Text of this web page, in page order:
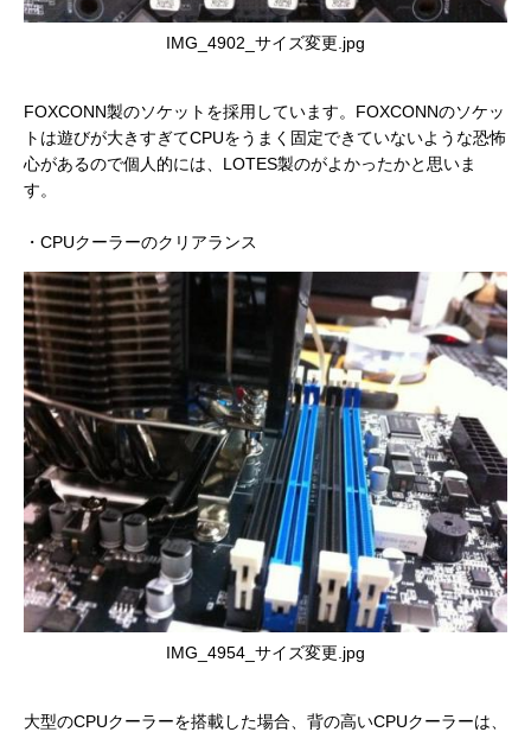
IMG_4902_サイズ変更.jpg
FOXCONN製のソケットを採用しています。FOXCONNのソケッ
トは遊びが大きすぎてCPUをうまく固定できていないような恐怖
心があるので個人的には、LOTES製のがよかったかと思いま
す。
・CPUクーラーのクリアランス
IMG_4954_サイズ変更.jpg
大型のCPUクーラーを搭載した場合、背の高いCPUクーラーは、